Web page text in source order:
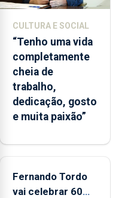
2026.
ilha
das
Flores
apresenta
um
“decréscimo
significativo”
CPUE
2022
e
CULTURA E SOCIAL
“Tenho uma vida
completamente
cheia de
trabalho,
dedicação, gosto
e muita paixão”
Fernando Tordo
vai celebrar 60